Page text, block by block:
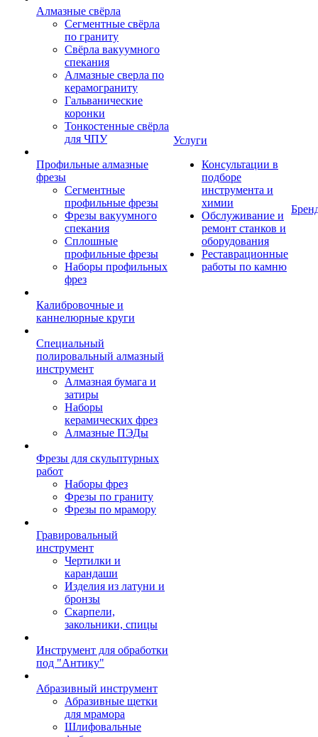
Алмазные свёрла
Сегментные свёрла
по граниту
Свёрла вакуумного
спекания
Алмазные сверла по
керамограниту
Гальванические
коронки
Тонкостенные свёрла
для ЧПУ
Профильные алмазные
фрезы
Сегментные
профильные фрезы
Фрезы вакуумного
спекания
Сплошные
профильные фрезы
Наборы профильных
фрез
Калибровочные и
каннелюрные круги
Специальный
полировальный алмазный
инструмент
Алмазная бумага и
затиры
Наборы
керамических фрез
Алмазные ПЭДы
Фрезы для скульптурных
работ
Наборы фрез
Фрезы по граниту
Фрезы по мрамору
Гравировальный
инструмент
Чертилки и
карандаши
Изделия из латуни и
бронзы
Скарпели,
закольники, спицы
Инструмент для обработки
под "Антику"
Абразивный инструмент
Абразивные щетки
для мрамора
Шлифовальные
Услуги
Консультации в
подборе
инструмента и
химии
Обслуживание и
ремонт станков и
оборудования
Реставрационные
работы по камню